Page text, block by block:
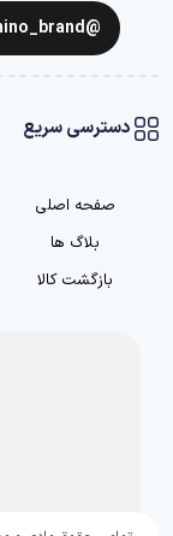
@rhino_brand
دسترسی سریع
صفحه اصلی
بلاگ ها
بازگشت کالا